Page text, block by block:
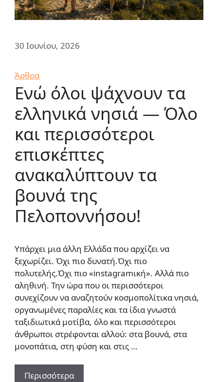
30 Ιουνίου, 2026
Κατηγορίες
Άρθρα
Ενώ όλοι ψάχνουν τα
ελληνικά νησιά — Όλο
και περισσότεροι
επισκέπτες
ανακαλύπτουν τα
βουνά της
Πελοποννήσου!
Υπάρχει μια άλλη Ελλάδα που αρχίζει να
ξεχωρίζει. Όχι πιο δυνατή.Όχι πιο
πολυτελής.Όχι πιο «instagramική». Αλλά πιο
αληθινή. Την ώρα που οι περισσότεροι
συνεχίζουν να αναζητούν κοσμοπολίτικα νησιά,
οργανωμένες παραλίες και τα ίδια γνωστά
ταξιδιωτικά μοτίβα, όλο και περισσότεροι
άνθρωποι στρέφονται αλλού: στα βουνά, στα
μονοπάτια, στη φύση και στις …
Περισσότερα